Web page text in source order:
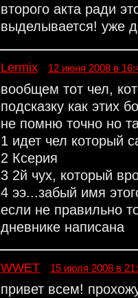
второго акта ради
выделывается! уже
Lermix 12 июня 2008 в
вообщем тот чел,
подсказку как этих
не помню точно но
1 идет чел который
2 Ксерия
3 2й чух, который
4 ээ...забый имя
если не правильно
дневнике написана
WWET 15 июля 2008 в
привет всем!